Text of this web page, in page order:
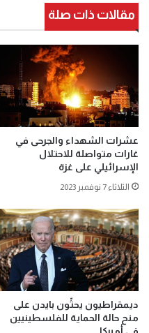
مقالات ذات صلة
عشرات الشهداء والجرحى في
غارات متواصلة للاحتلال
الإسرائيلي على غزة
الثلاثاء 7 نوفمبر 2023
ديمقراطيون يحثّون بايدن على
منح حالة الحماية للفلسطينيين